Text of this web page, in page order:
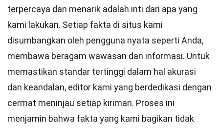
terpercaya dan menarik adalah inti dari apa yang
kami lakukan. Setiap fakta di situs kami
disumbangkan oleh pengguna nyata seperti Anda,
membawa beragam wawasan dan informasi. Untuk
memastikan standar tertinggi dalam hal akurasi
dan keandalan, editor kami yang berdedikasi dengan
cermat meninjau setiap kiriman. Proses ini
menjamin bahwa fakta yang kami bagikan tidak